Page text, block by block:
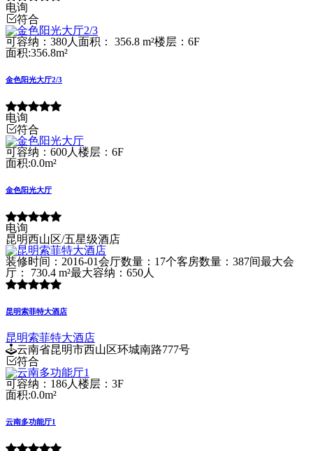
电询
符合
可容纳：380人 面积： 356.8 m²楼层：6F
面积:356.8m²
金色阳光大厅2/3
电询
符合
可容纳：600人 楼层：6F
面积:0.0m²
金色阳光大厅
电询
昆明西山区/五星级酒店
装修时间：2016-01会厅数量：17个客房数量：387间最大会
厅： 730.4 m²最大容纳：650人
昆明索菲特大酒店
昆明索菲特大酒店
云南省昆明市西山区环城南路777号
符合
可容纳：186人 楼层：3F
面积:0.0m²
云南多功能厅1